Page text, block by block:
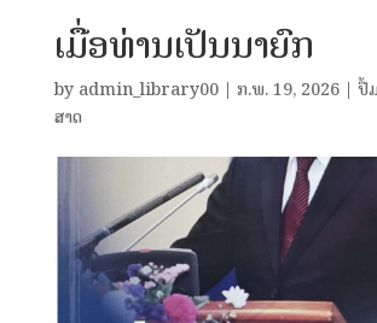
ເມື່ອທ່ານເປັນນາຍົກ
by admin_library00| ກ.ພ. 19, 2026| ປຶ້
ສາດ